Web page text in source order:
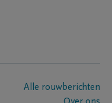
Alle rouwberichten